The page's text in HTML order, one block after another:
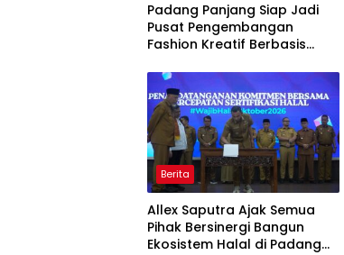
Padang Panjang Siap Jadi
Pusat Pengembangan
Fashion Kreatif Berbasis
Berita
Allex Saputra Ajak Semua
Pihak Bersinergi Bangun
Ekosistem Halal di Padang